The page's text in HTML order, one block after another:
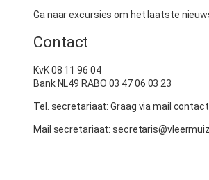
Ga naar excursies om het laatste
Contact
KvK 08 11 96 04
Bank NL49 RABO 03 47 06 03 23
Tel. secretariaat: Graag via mail
Mail secretariaat: